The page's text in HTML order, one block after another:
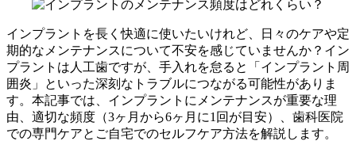
インプラントを長く快適に使いたいけれど、日々のケアや定
期的なメンテナンスについて不安を感じていませんか？イン
プラントは人工歯ですが、手入れを怠ると「インプラント周
囲炎」といった深刻なトラブルにつながる可能性がありま
す。本記事では、インプラントにメンテナンスが重要な理
由、適切な頻度（3ヶ月から6ヶ月に1回が目安）、歯科医院
での専門ケアとご自宅でのセルフケア方法を解説します。